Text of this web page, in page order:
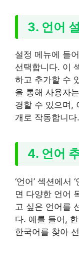
3. 언어
설정 메뉴에 들
선택합니다. 이
하고 추가할 수
을 통해 사용자
경할 수 있으며,
개로 작동합니다.
4. 언어
‘언어’ 섹션에서
면 다양한 언어
고 싶은 언어를
다. 예를 들어,
한국어를 찾아